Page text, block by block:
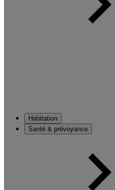
Habitation
Santé & prévoyance